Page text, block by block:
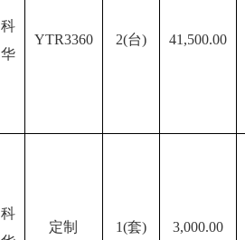
科
华
YTR3360 2(台) 41,500.00
科
定制 1(套) 3,000.00